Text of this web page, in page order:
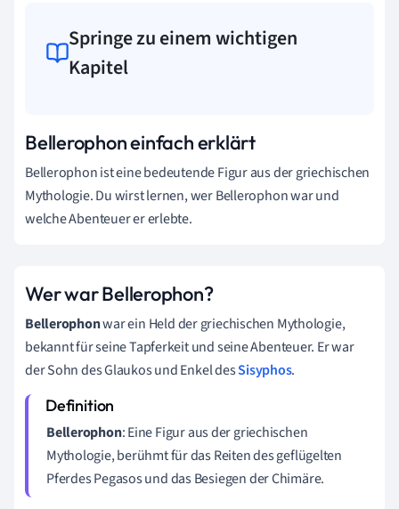
Springe zu einem wichtigen
Kapitel
Bellerophon einfach erklärt
Bellerophon ist eine bedeutende Figur aus der griechischen
Mythologie. Du wirst lernen, wer Bellerophon war und
welche Abenteuer er erlebte.
Wer war Bellerophon?
Bellerophonwar ein Held der griechischen Mythologie,
bekannt für seine Tapferkeit und seine Abenteuer. Er war
der Sohn des Glaukos und Enkel desSisyphos.
Bellerophon: Eine Figur aus der griechischen
Mythologie, berühmt für das Reiten des geflügelten
Pferdes Pegasos und das Besiegen der Chimäre.